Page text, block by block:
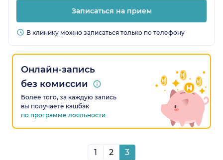
Записаться на прием
В клинику можно записаться только по телефону
Онлайн-запись
без комиссии
Более того, за каждую запись
вы получаете кэшбэк
по программе лояльности
1 2 3